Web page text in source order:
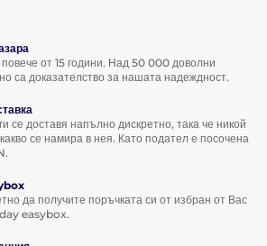
от 15 години. Над 50 000 доволни
са доказателство за нашата надеждност.
се доставя напълно дискретно, така че никой
се намира в нея. Като подател е посочена
да получите поръчката си от избран от Вас
easybox.